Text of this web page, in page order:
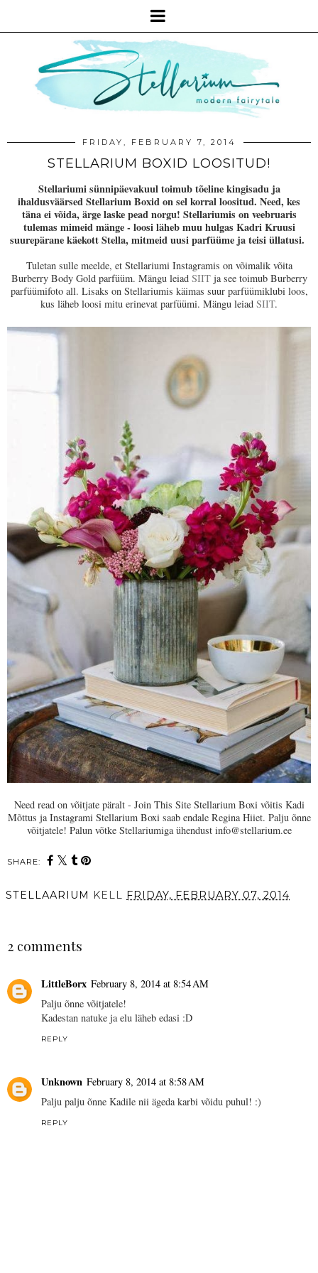
FRIDAY, FEBRUARY 7, 2014
STELLARIUM BOXID LOOSITUD!
Stellariumi sünnipäevakuul toimub tõeline kingisadu ja
ihaldusväärsed Stellarium Boxid on sel korral loositud. Need, kes
täna ei võida, ärge laske pead norgu! Stellariumis on veebruaris
tulemas mimeid mänge - loosi läheb muu hulgas Kadri Kruusi
suurepärane käekott Stella, mitmeid uusi parfüüme ja teisi üllatusi.
Tuletan sulle meelde, et Stellariumi Instagramis on võimalik võita
Burberry Body Gold parfüüm. Mängu leiad SIITja see toimub Burberry
parfüümifoto all. Lisaks on Stellariumis käimas suur parfüümiklubi loos,
kus läheb loosi mitu erinevat parfüümi. Mängu leiad SIIT.
Need read on võitjate päralt - Join This Site Stellarium Boxi võitis Kadi
Mõttus ja Instagrami Stellarium Boxi saab endale Regina Hiiet. Palju õnne
võitjatele! Palun võtke Stellariumiga ühendust info@stellarium.ee
SHARE:
STELLAARIUM KELL FRIDAY, FEBRUARY 07, 2014
2 comments
LittleBorx February 8, 2014 at 8:54 AM
Palju õnne võitjatele!
Kadestan natuke ja elu läheb edasi :D
REPLY
Unknown February 8, 2014 at 8:58 AM
Palju palju õnne Kadile nii ägeda karbi võidu puhul! :)
REPLY